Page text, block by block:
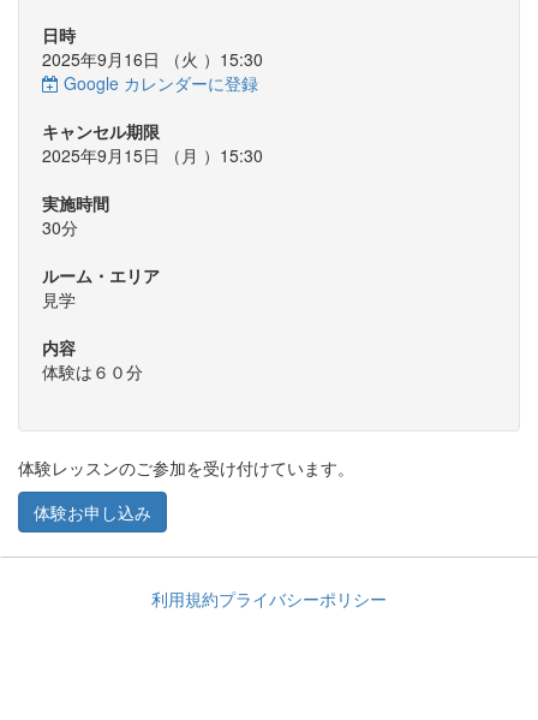
日時
2025年9月16日 （火 ）15:30
Google カレンダーに登録
キャンセル期限
2025年9月15日 （ 月 ）15:30
実施時間
30分
ルーム・エリア
見学
内容
体験は６０分
体験レッスンのご参加を受け付けています。
体験お申し込み
利用規約プライバシーポリシー